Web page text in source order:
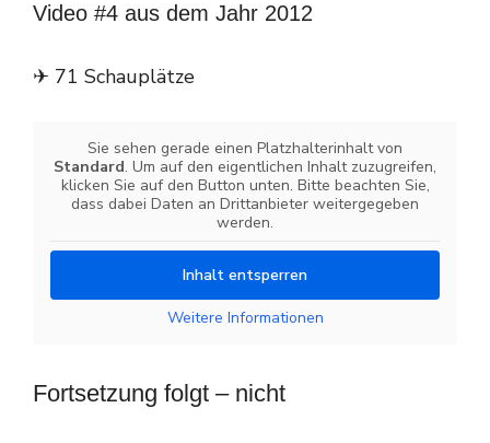
Video #4 aus dem Jahr 2012
✈ 71 Schauplätze
Sie sehen gerade einen Platzhalterinhalt von
Standard. Um auf den eigentlichen Inhalt zuzugreifen,
klicken Sie auf den Button unten. Bitte beachten Sie,
dass dabei Daten an Drittanbieter weitergegeben
werden.
Inhalt entsperren
Weitere Informationen
Fortsetzung folgt – nicht